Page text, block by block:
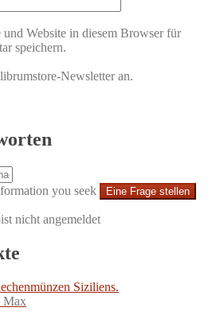
Website in diesem Browser für
speichern.
Newsletter an.
you seek Eine Frage stellen
nicht angemeldet
Max